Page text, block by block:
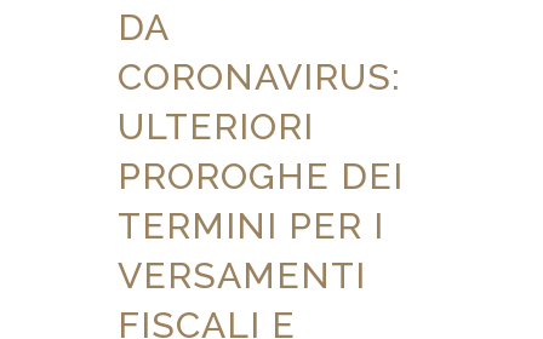
DA
CORONAVIRUS:
ULTERIORI
PROROGHE DEI
TERMINI PER I
VERSAMENTI
FISCALI E